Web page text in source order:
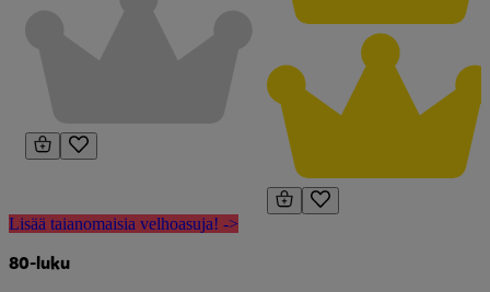
Lisää taianomaisia velhoasuja! ->
80-luku